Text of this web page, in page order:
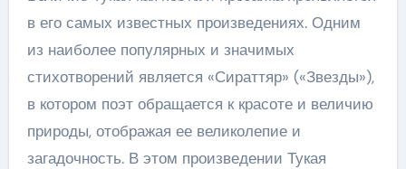
в его самых известных произведениях. Одним
из наиболее популярных и значимых
стихотворений является «Сираттяр» («Звезды»),
в котором поэт обращается к красоте и величию
природы, отображая ее великолепие и
загадочность. В этом произведении Тукая